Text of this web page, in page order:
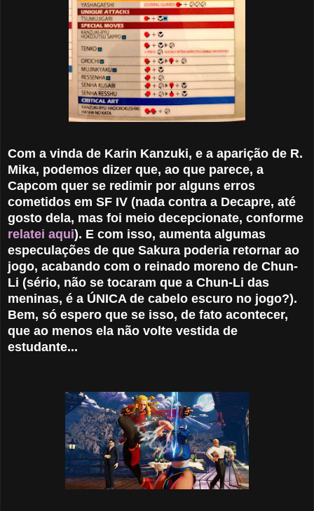
Com a vinda de Karin Kanzuki, e a aparição de R.
Mika, podemos dizer que, ao que parece, a
Capcom quer se redimir por alguns erros
cometidos em SF IV (nada contra a Decapre, até
gosto dela, mas foi meio decepcionate, conforme
relatei aqui). E com isso, aumenta algumas
especulações de que Sakura poderia retornar ao
jogo, acabando com o reinado moreno de Chun-
Li (sério, não se tocaram que a Chun-Li das
meninas, é a ÚNICA de cabelo escuro no jogo?).
Bem, só espero que se isso, de fato acontecer,
que ao menos ela não volte vestida de
estudante...